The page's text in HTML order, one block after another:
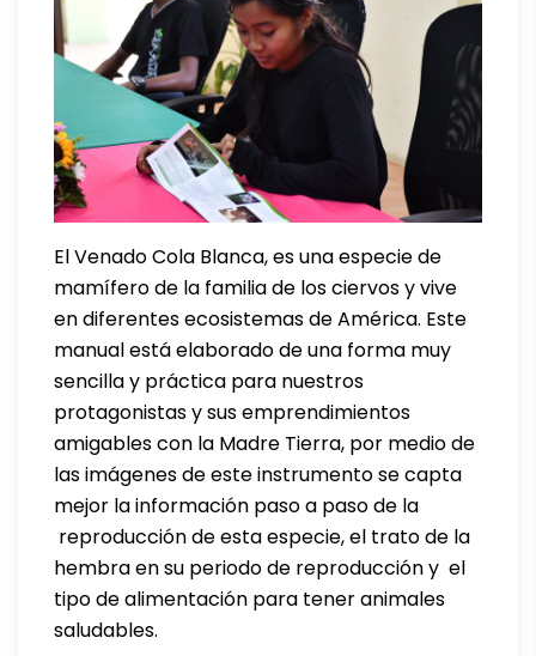
El Venado Cola Blanca, es una especie de
mamífero de la familia de los ciervos y vive
en diferentes ecosistemas de América. Este
manual está elaborado de una forma muy
sencilla y práctica para nuestros
protagonistas y sus emprendimientos
amigables con la Madre Tierra, por medio de
las imágenes de este instrumento se capta
mejor la información paso a paso de la
reproducción de esta especie, el trato de la
hembra en su periodo de reproducción y el
tipo de alimentación para tener animales
saludables.